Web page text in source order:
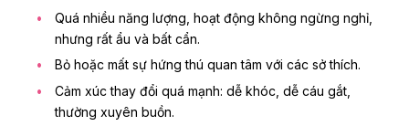
Quá nhiều năng lượng, hoạt động không ngừng nghỉ,
nhưng rất ẩu và bất cẩn.
Bỏ hoặc mất sự hứng thú quan tâm với các sở thích.
Cảm xúc thay đổi quá mạnh: dễ khóc, dễ cáu gắt,
thường xuyên buồn.